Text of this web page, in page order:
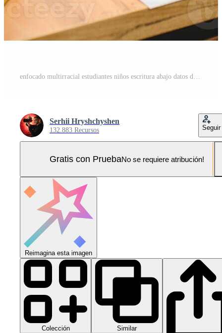
enfocado multirracial estudiantes niños escritura abajo datos dentro cuaderno mientras sentado a mesa Foto Pro
Serhii Hryshchyshen
132.883 Recursos Seguir
Gratis con PruebaNo se requiere atribución!
Reimagina esta imagen
Colección Similar